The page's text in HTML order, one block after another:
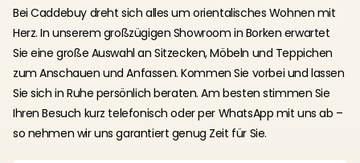
Bei Caddebuy dreht sich alles um orientalisches Wohnen mit
Herz. In unserem großzügigen Showroom in Borken erwartet
Sie eine große Auswahl an Sitzecken, Möbeln und Teppichen
zum Anschauen und Anfassen. Kommen Sie vorbei und lassen
Sie sich in Ruhe persönlich beraten. Am besten stimmen Sie
Ihren Besuch kurz telefonisch oder per WhatsApp mit uns ab –
so nehmen wir uns garantiert genug Zeit für Sie.